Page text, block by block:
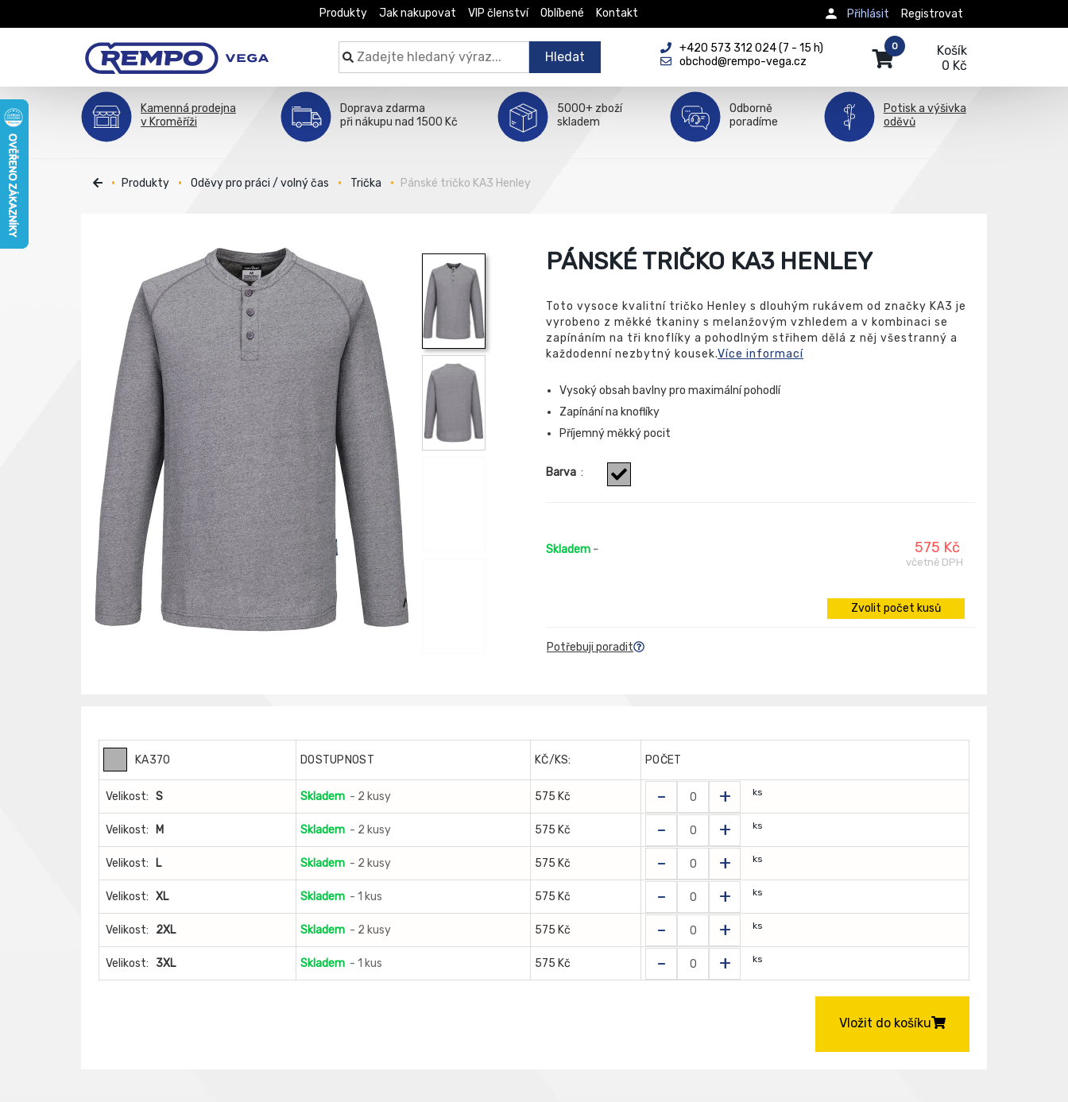
Produkty Jak nakupovat VIP členství Oblíbené Kontakt Registrovat
Přihlásit
Hledat
+420 573 312 024 (7 - 15 h)
obchod@rempo-vega.cz
Košík
0 Kč
0
Kamenná prodejna
v Kroměříži
Doprava zdarma
při nákupu nad 1500 Kč
5000+ zboží
skladem
Odborně
poradíme
Potisk a výšivka
oděvů
Produkty Oděvy pro práci / volný čas Trička Pánské tričko KA3 Henley
PÁNSKÉ TRIČKO KA3 HENLEY
Toto vysoce kvalitní tričko Henley s dlouhým rukávem od značky KA3 je
vyrobeno z měkké tkaniny s melanžovým vzhledem a v kombinaci se
zapínáním na tři knoflíky a pohodlným střihem dělá z něj všestranný a
každodenní nezbytný kousek.Více informací
Vysoký obsah bavlny pro maximální pohodlí
Zapínání na knoflíky
Příjemný měkký pocit
Barva :
Skladem - 575 Kč
včetně DPH
Zvolit počet kusů
Potřebuji poradit
KA370 DOSTUPNOST KČ/KS: POČET
Velikost: S Skladem - 2 kusy 575 Kč - + ks
Velikost: M Skladem - 2 kusy 575 Kč - + ks
Velikost: L Skladem - 2 kusy 575 Kč - + ks
Velikost: XL Skladem - 1 kus 575 Kč - + ks
Velikost: 2XL Skladem - 2 kusy 575 Kč - + ks
Velikost: 3XL Skladem - 1 kus 575 Kč - + ks
Vložit do košíku